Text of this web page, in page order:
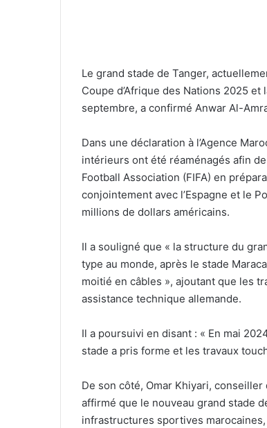
Le grand stade de Tanger,
Coupe d’Afrique des Nations 2025
septembre, a confirmé Anwar Al-
Dans une déclaration à l’Agence
intérieurs ont été réaménagés afin
Football Association (FIFA) en
conjointement avec l’Espagne et le
millions de dollars américains.
Il a souligné que « la structure du
type au monde, après le stade
moitié en câbles », ajoutant que les
assistance technique allemande.
Il a poursuivi en disant : « En mai
stade a pris forme et les travaux
De son côté, Omar Khiyari,
affirmé que le nouveau grand stade
infrastructures sportives marocaines,